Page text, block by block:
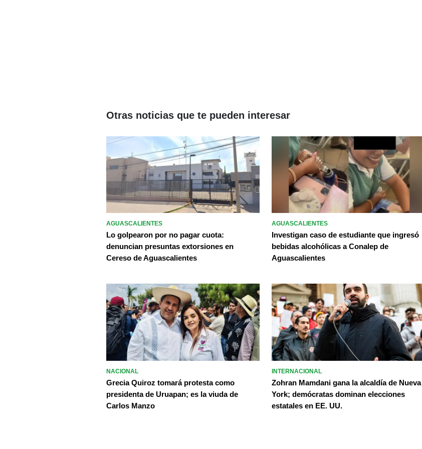
Otras noticias que te pueden interesar
AGUASCALIENTES
Lo golpearon por no pagar cuota:
denuncian presuntas extorsiones en
Cereso de Aguascalientes
AGUASCALIENTES
Investigan caso de estudiante que ingresó
bebidas alcohólicas a Conalep de
Aguascalientes
NACIONAL
Grecia Quiroz tomará protesta como
presidenta de Uruapan; es la viuda de
Carlos Manzo
INTERNACIONAL
Zohran Mamdani gana la alcaldía de Nueva
York; demócratas dominan elecciones
estatales en EE. UU.